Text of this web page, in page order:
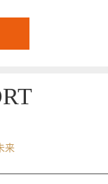
来